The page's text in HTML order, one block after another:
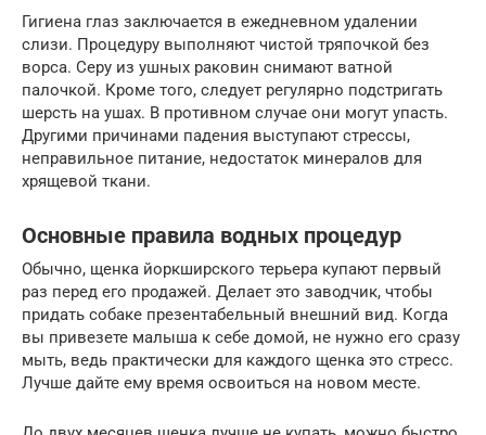
Гигиена глаз заключается в ежедневном удалении
слизи. Процедуру выполняют чистой тряпочкой без
ворса. Серу из ушных раковин снимают ватной
палочкой. Кроме того, следует регулярно подстригать
шерсть на ушах. В противном случае они могут упасть.
Другими причинами падения выступают стрессы,
неправильное питание, недостаток минералов для
хрящевой ткани.
Основные правила водных процедур
Обычно, щенка йоркширского терьера купают первый
раз перед его продажей. Делает это заводчик, чтобы
придать собаке презентабельный внешний вид. Когда
вы привезете малыша к себе домой, не нужно его сразу
мыть, ведь практически для каждого щенка это стресс.
Лучше дайте ему время освоиться на новом месте.